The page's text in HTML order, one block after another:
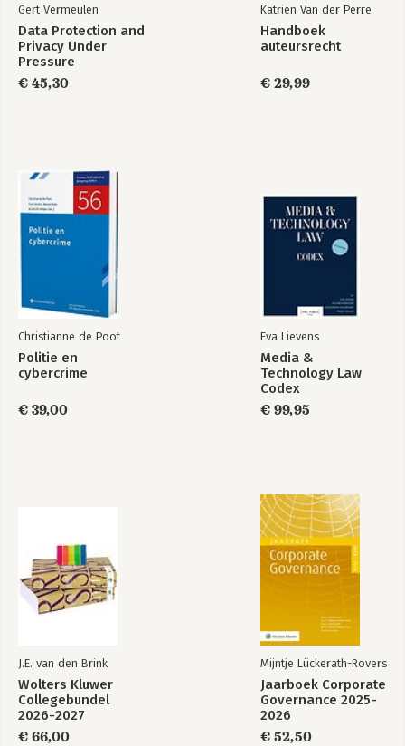
An introduction to
Law & Technology
Politie en
cybercrime
Bekijk alle boeken
Gert Vermeulen
Data Protection and
Privacy Under
Pressure
€ 45,30
Katrien Van der Perre
Handboek
auteursrecht
€ 29,99
Christianne de Poot
Politie en
cybercrime
€ 39,00
Eva Lievens
Media &
Technology Law
Codex
€ 99,95
J.E. van den Brink
Wolters Kluwer
Collegebundel
2026-2027
€ 66,00
Mijntje Lückerath-Rovers
Jaarboek Corporate
Governance 2025-
2026
€ 52,50